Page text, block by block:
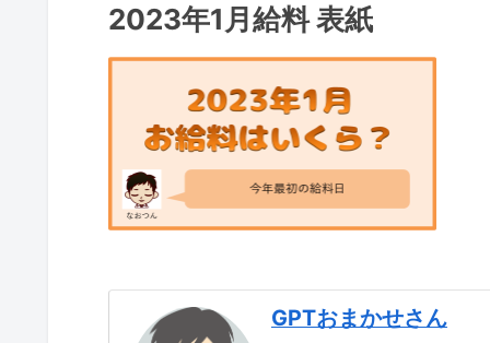
2023年1月給料 表紙
GPTおまかせさん